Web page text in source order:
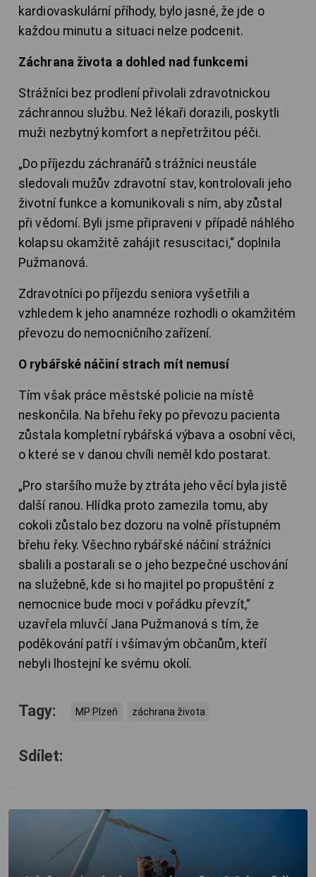
kardiovaskulární příhody, bylo jasné, že jde o
každou minutu a situaci nelze podcenit.
Záchrana života a dohled nad funkcemi
Strážníci bez prodlení přivolali zdravotnickou
záchrannou službu. Než lékaři dorazili, poskytli
muži nezbytný komfort a nepřetržitou péči.
„Do příjezdu záchranářů strážníci neustále
sledovali mužův zdravotní stav, kontrolovali jeho
životní funkce a komunikovali s ním, aby zůstal
při vědomí. Byli jsme připraveni v případě náhlého
kolapsu okamžitě zahájit resuscitaci,“ doplnila
Pužmanová.
Zdravotníci po příjezdu seniora vyšetřili a
vzhledem k jeho anamnéze rozhodli o okamžitém
převozu do nemocničního zařízení.
O rybářské náčiní strach mít nemusí
Tím však práce městské policie na místě
neskončila. Na břehu řeky po převozu pacienta
zůstala kompletní rybářská výbava a osobní věci,
o které se v danou chvíli neměl kdo postarat.
„Pro staršího muže by ztráta jeho věcí byla jistě
další ranou. Hlídka proto zamezila tomu, aby
cokoli zůstalo bez dozoru na volně přístupném
břehu řeky. Všechno rybářské náčiní strážníci
sbalili a postarali se o jeho bezpečné uschování
na služebně, kde si ho majitel po propuštění z
nemocnice bude moci v pořádku převzít,“
uzavřela mluvčí Jana Pužmanová s tím, že
poděkování patří i všímavým občanům, kteří
nebyli lhostejní ke svému okolí.
Tagy: MP Plzeň záchrana života
Sdílet: